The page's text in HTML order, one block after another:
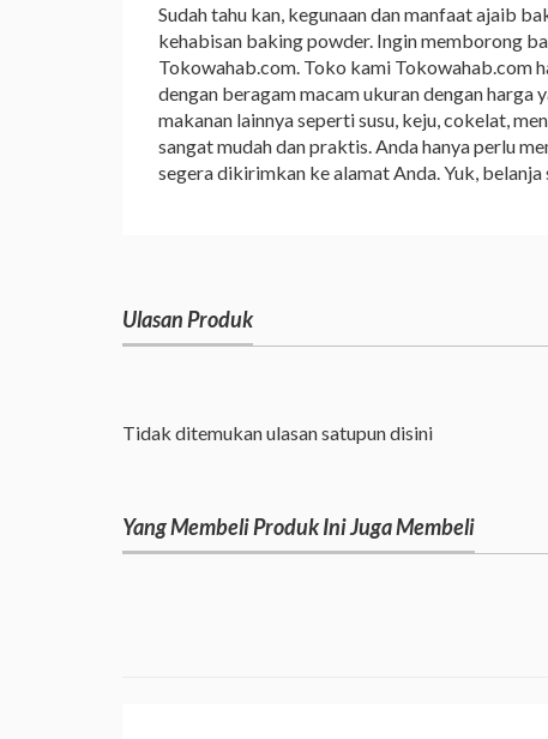
Sudah tahu kan, kegunaan dan manfaat ajaib
kehabisan baking powder. Ingin memborong
Tokowahab.com. Toko kami Tokowahab.com
dengan beragam macam ukuran dengan
makanan lainnya seperti susu, keju, cokelat,
sangat mudah dan praktis. Anda hanya perlu
segera dikirimkan ke alamat Anda. Yuk,
Ulasan Produk
Tidak ditemukan ulasan satupun disini
Yang Membeli Produk Ini Juga Membeli